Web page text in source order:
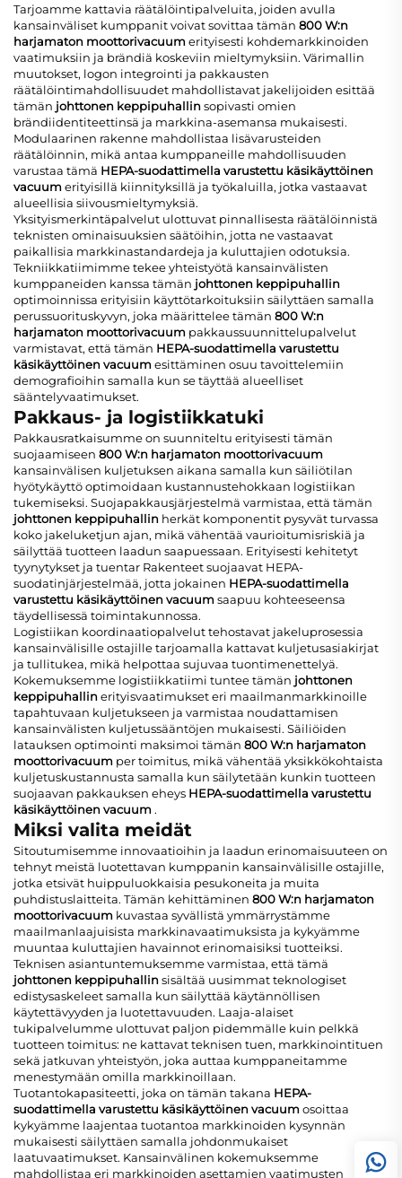
Tarjoamme kattavia räätälöintipalveluita, joiden avulla
kansainväliset kumppanit voivat sovittaa tämän 800 W:n
harjamaton moottorivacuumerityisesti kohdemarkkinoiden
vaatimuksiin ja brändiä koskeviin mieltymyksiin. Värimallin
muutokset, logon integrointi ja pakkausten
räätälöintimahdollisuudet mahdollistavat jakelijoiden esittää
tämän johttonen keppipuhallinsopivasti omien
brändiidentiteettinsä ja markkina-asemansa mukaisesti.
Modulaarinen rakenne mahdollistaa lisävarusteiden
räätälöinnin, mikä antaa kumppaneille mahdollisuuden
varustaa tämä HEPA-suodattimella varustettu käsikäyttöinen
vacuumerityisillä kiinnityksillä ja työkaluilla, jotka vastaavat
alueellisia siivousmieltymyksiä.
Yksityismerkintäpalvelut ulottuvat pinnallisesta räätälöinnistä
teknisten ominaisuuksien säätöihin, jotta ne vastaavat
paikallisia markkinastandardeja ja kuluttajien odotuksia.
Tekniikkatiimimme tekee yhteistyötä kansainvälisten
kumppaneiden kanssa tämän johttonen keppipuhallin
optimoinnissa erityisiin käyttötarkoituksiin säilyttäen samalla
perussuorituskyvyn, joka määrittelee tämän 800 W:n
harjamaton moottorivacuum pakkaussuunnittelupalvelut
varmistavat, että tämän HEPA-suodattimella varustettu
käsikäyttöinen vacuumesittäminen osuu tavoittelemiin
demografioihin samalla kun se täyttää alueelliset
sääntelyvaatimukset.
Pakkaus- ja logistiikkatuki
Pakkausratkaisumme on suunniteltu erityisesti tämän
suojaamiseen 800 W:n harjamaton moottorivacuum
kansainvälisen kuljetuksen aikana samalla kun säiliötilan
hyötykäyttö optimoidaan kustannustehokkaan logistiikan
tukemiseksi. Suojapakkausjärjestelmä varmistaa, että tämän
johttonen keppipuhallin herkät komponentit pysyvät turvassa
koko jakeluketjun ajan, mikä vähentää vaurioitumisriskiä ja
säilyttää tuotteen laadun saapuessaan. Erityisesti kehitetyt
tyynytykset ja tuentar Rakenteet suojaavat HEPA-
suodatinjärjestelmää, jotta jokainen HEPA-suodattimella
varustettu käsikäyttöinen vacuumsaapuu kohteeseensa
täydellisessä toimintakunnossa.
Logistiikan koordinaatiopalvelut tehostavat jakeluprosessia
kansainvälisille ostajille tarjoamalla kattavat kuljetusasiakirjat
ja tullitukea, mikä helpottaa sujuvaa tuontimenettelyä.
Kokemuksemme logistiikkatiimi tuntee tämän johttonen
keppipuhallinerityisvaatimukset eri maailmanmarkkinoille
tapahtuvaan kuljetukseen ja varmistaa noudattamisen
kansainvälisten kuljetussääntöjen mukaisesti. Säiliöiden
latauksen optimointi maksimoi tämän 800 W:n harjamaton
moottorivacuum per toimitus, mikä vähentää yksikkökohtaista
kuljetuskustannusta samalla kun säilytetään kunkin tuotteen
suojaavan pakkauksen eheys HEPA-suodattimella varustettu
käsikäyttöinen vacuum .
Miksi valita meidät
Sitoutumisemme innovaatioihin ja laadun erinomaisuuteen on
tehnyt meistä luotettavan kumppanin kansainvälisille ostajille,
jotka etsivät huippuluokkaisia pesukoneita ja muita
puhdistuslaitteita. Tämän kehittäminen 800 W:n harjamaton
moottorivacuum kuvastaa syvällistä ymmärrystämme
maailmanlaajuisista markkinavaatimuksista ja kykyämme
muuntaa kuluttajien havainnot erinomaisiksi tuotteiksi.
Teknisen asiantuntemuksemme varmistaa, että tämä
johttonen keppipuhallinsisältää uusimmat teknologiset
edistysaskeleet samalla kun säilyttää käytännöllisen
käytettävyyden ja luotettavuuden. Laaja-alaiset
tukipalvelumme ulottuvat paljon pidemmälle kuin pelkkä
tuotteen toimitus: ne kattavat teknisen tuen, markkinointituen
sekä jatkuvan yhteistyön, joka auttaa kumppaneitamme
menestymään omilla markkinoillaan.
Tuotantokapasiteetti, joka on tämän takana HEPA-
suodattimella varustettu käsikäyttöinen vacuumosoittaa
kykyämme laajentaa tuotantoa markkinoiden kysynnän
mukaisesti säilyttäen samalla johdonmukaiset
laatuvaatimukset. Kansainvälinen kokemuksemme
mahdollistaa eri markkinoiden asettamien vaatimusten